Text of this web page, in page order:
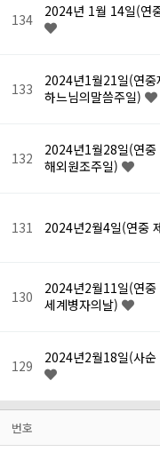
134
2024년 1월 14일(연
133
2024년1월21일(연중
하느님의말씀주일)
132
2024년1월28일(연중
해외원조주일)
131
2024년2월4일(연중
130
2024년2월11일(연중
세계병자의날)
129
2024년2월18일(사순
번호